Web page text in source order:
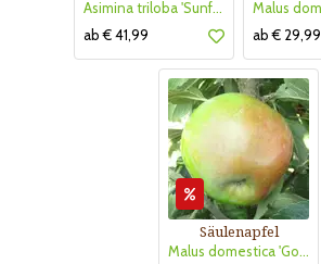
Asimina triloba 'Sunflower'
ab € 41,99
ab € 29,99
Säulenapfel
Malus domestica 'Golden Gate'